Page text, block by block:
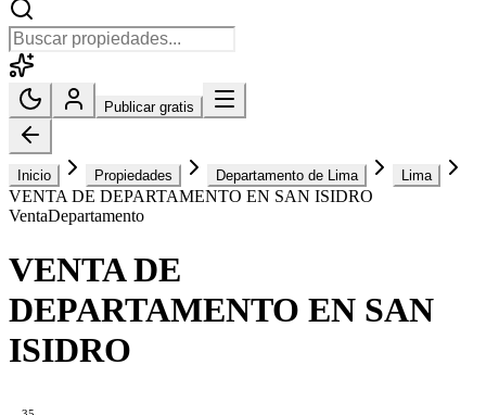
Publicar gratis
Inicio Propiedades Departamento de Lima Lima
VENTA DE DEPARTAMENTO EN SAN ISIDRO
VentaDepartamento
VENTA DE
DEPARTAMENTO EN SAN
ISIDRO